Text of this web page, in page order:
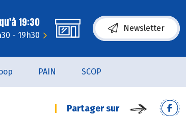
19:30
- 19h30
Newsletter
PAIN SCOP
Partager sur